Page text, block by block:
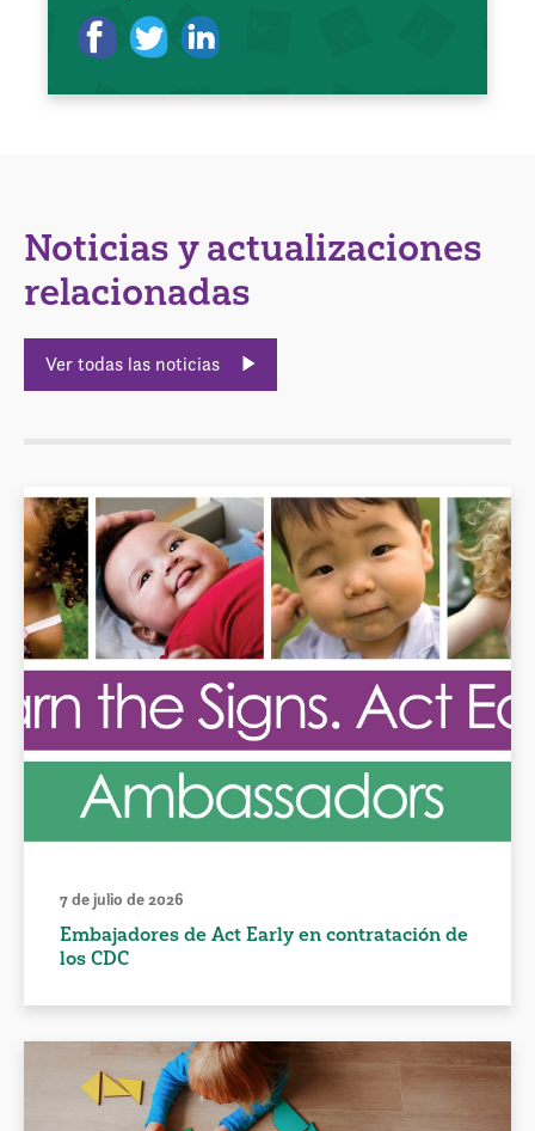
Noticias y actualizaciones
relacionadas
Ver todas las noticias
7 de julio de 2026
Embajadores de Act Early en contratación de
los CDC